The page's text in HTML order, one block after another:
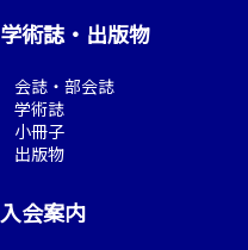
学術誌・出版物
会誌・部会誌
学術誌
小冊子
出版物
入会案内